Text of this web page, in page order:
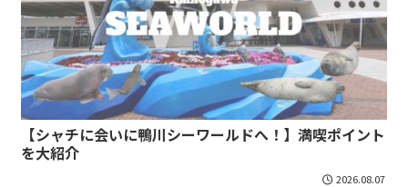
【シャチに会いに鴨川シーワールドへ！】満喫ポイント
を大紹介
2026.08.07